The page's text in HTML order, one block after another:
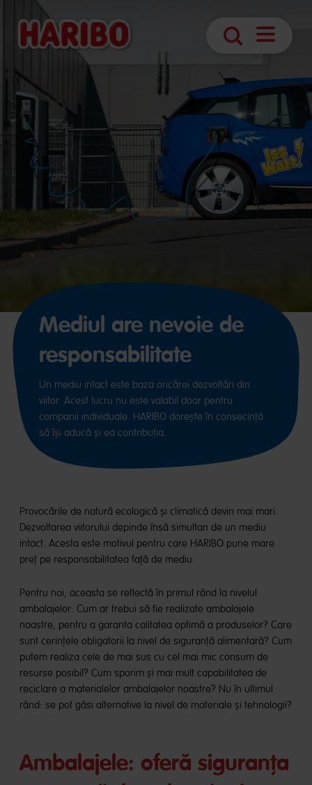
Căutare
Mediul are nevoie de
responsabilitate
Un mediu intact este baza oricărei dezvoltări din
viitor. Acest lucru nu este valabil doar pentru
companii individuale. HARIBO dorește în consecință
să își aducă și ea contribuția.
Provocările de natură ecologică și climatică devin mai mari.
Dezvoltarea viitorului depinde însă simultan de un mediu
intact. Acesta este motivul pentru care HARIBO pune mare
preț pe responsabilitatea față de mediu.
Pentru noi, aceasta se reflectă în primul rând la nivelul
ambalajelor: Cum ar trebui să fie realizate ambalajele
noastre, pentru a garanta calitatea optimă a produselor? Care
sunt cerințele obligatorii la nivel de siguranță alimentară? Cum
putem realiza cele de mai sus cu cel mai mic consum de
resurse posibil? Cum sporim și mai mult capabilitatea de
reciclare a materialelor ambalajelor noastre? Nu în ultimul
rând: se pot găsi alternative la nivel de materiale și tehnologii?
Ambalajele: oferă siguranța